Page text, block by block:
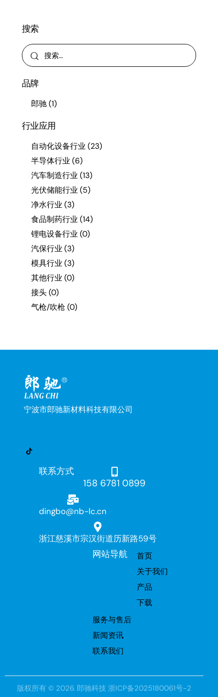
搜索
品牌
郎驰(1)
行业应用
自动化设备行业(23)
半导体行业(6)
汽车制造行业(13)
光伏储能行业(5)
净水行业(3)
食品制药行业(14)
锂电设备行业(0)
汽保行业(3)
模具行业(3)
其他行业(0)
接头(0)
气枪/吹枪(0)
宁波市郎驰新材料科技有限公司
联系方式
158 6781 0899
dingbo@nb-lc.cn
浙江慈溪市宗汉街道历新路59号
网站导航
首页
关于我们
产品
下载
服务与售后
新闻资讯
联系我们
版权所有 © 2026. 郎驰科技 浙ICP备2025180061号-2